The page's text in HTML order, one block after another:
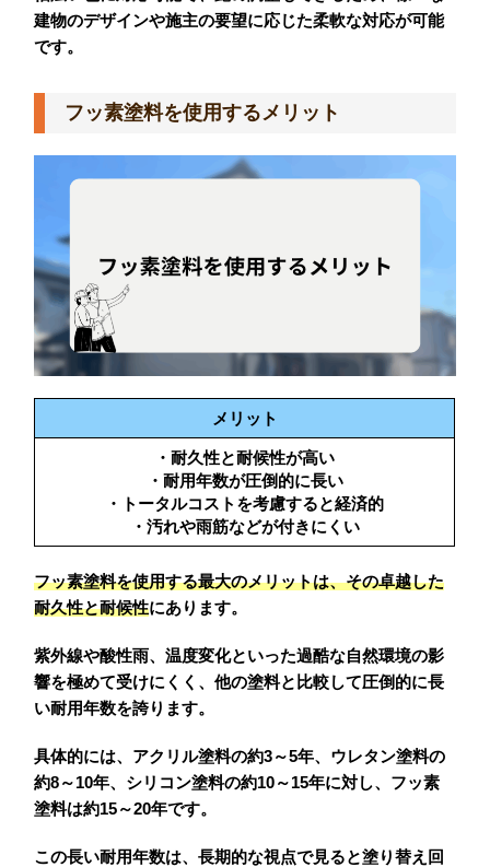
建物のデザインや施主の要望に応じた柔軟な対応が可能
です。
フッ素塗料を使用するメリット
メリット
・耐久性と耐候性が高い
・耐用年数が圧倒的に長い
・トータルコストを考慮すると経済的
・汚れや雨筋などが付きにくい
フッ素塗料を使用する最大のメリットは、その卓越した
耐久性と耐候性にあります。
紫外線や酸性雨、温度変化といった過酷な自然環境の影
響を極めて受けにくく、他の塗料と比較して圧倒的に長
い耐用年数を誇ります。
具体的には、アクリル塗料の約3～5年、ウレタン塗料の
約8～10年、シリコン塗料の約10～15年に対し、フッ素
塗料は約15～20年です。
この長い耐用年数は、長期的な視点で見ると塗り替え回